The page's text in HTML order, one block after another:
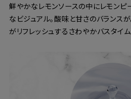
鮮やかなレモンソースの中にレモン
なビジュアル。酸味と甘さのバランス
がリフレッシュするさわやかバスタイ